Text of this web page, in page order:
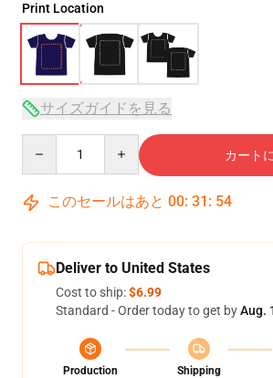
Print Location
サイズガイドを見る
カート
このセールはあと 00: 31 : 54
Deliver to United States
Cost to ship:$6.99
Standard - Order today to get byAug.
Production
Shipping